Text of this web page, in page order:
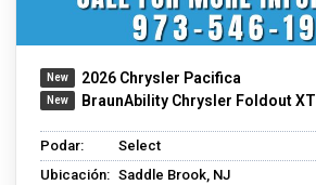
2026 Chrysler Pacifica
BraunAbility Chrysler Foldout XT
Podar:
Select
Ubicación: Saddle Brook, NJ